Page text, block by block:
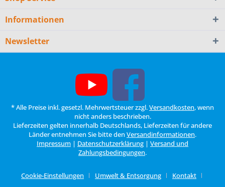
Informationen
Newsletter
* Alle Preise inkl. gesetzl. Mehrwertsteuer zzgl.Versandkosten, wenn
nicht anders beschrieben.
Lieferzeiten gelten innerhalb Deutschlands, Lieferzeiten für andere
Länder entnehmen Sie bitte den Versandinformationen.
Impressum | Datenschutzerklärung | Versand und
Zahlungsbedingungen.
Cookie-Einstellungen Umwelt & Entsorgung
Kontakt